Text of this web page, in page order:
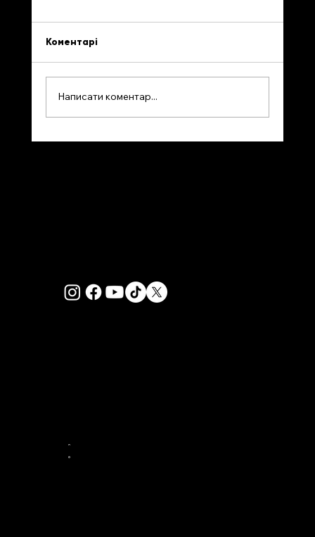
Коментарі
Написати коментар...